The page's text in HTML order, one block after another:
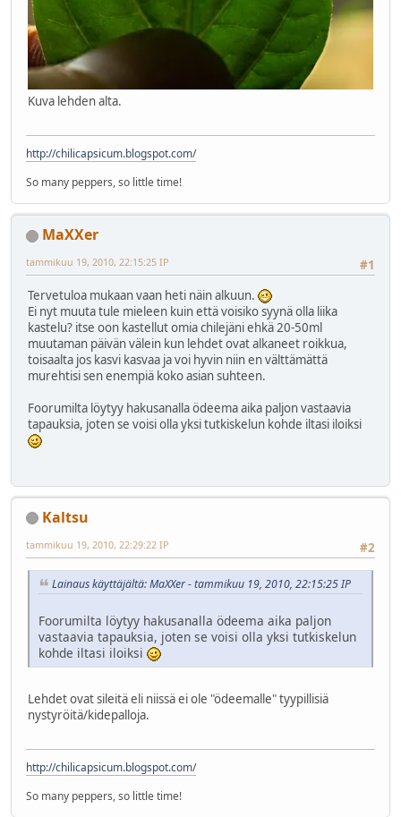
Kuva lehden alta.
http://chilicapsicum.blogspot.com/
So many peppers, so little time!
MaXXer
#1
tammikuu 19, 2010, 22:15:25 IP
Tervetuloa mukaan vaan heti näin alkuun.
Ei nyt muuta tule mieleen kuin että voisiko syynä olla liika
kastelu? itse oon kastellut omia chilejäni ehkä 20-50ml
muutaman päivän välein kun lehdet ovat alkaneet roikkua,
toisaalta jos kasvi kasvaa ja voi hyvin niin en välttämättä
murehtisi sen enempiä koko asian suhteen.
Foorumilta löytyy hakusanalla ödeema aika paljon vastaavia
tapauksia, joten se voisi olla yksi tutkiskelun kohde iltasi iloiksi
Kaltsu
#2
tammikuu 19, 2010, 22:29:22 IP
Lainaus käyttäjältä: MaXXer - tammikuu 19, 2010, 22:15:25 IP
Foorumilta löytyy hakusanalla ödeema aika paljon
vastaavia tapauksia, joten se voisi olla yksi tutkiskelun
kohde iltasi iloiksi
Lehdet ovat sileitä eli niissä ei ole "ödeemalle" tyypillisiä
nystyröitä/kidepalloja.
http://chilicapsicum.blogspot.com/
So many peppers, so little time!